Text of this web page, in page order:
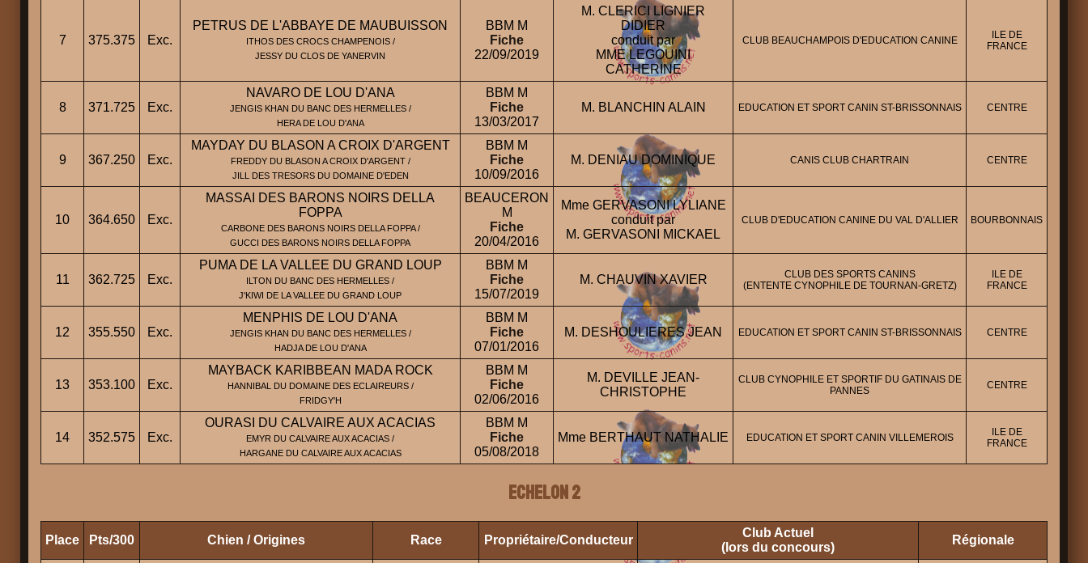
7 375.375 Exc.
PETRUS DE L'ABBAYE DE MAUBUISSON
ITHOS DES CROCS CHAMPENOIS /
JESSY DU CLOS DE YANERVIN
BBM M
Fiche
22/09/2019
M. CLERICI LIGNIER
DIDIER
conduit par
MME LEGOUINI
CATHERINE
CLUB BEAUCHAMPOIS D'EDUCATION CANINE
ILE DE
FRANCE
8 371.725 Exc.
NAVARO DE LOU D'ANA
JENGIS KHAN DU BANC DES HERMELLES /
HERA DE LOU D'ANA
BBM M
Fiche
13/03/2017
M. BLANCHIN ALAIN EDUCATION ET SPORT CANIN ST-BRISSONNAIS CENTRE
9 367.250 Exc.
MAYDAY DU BLASON A CROIX D'ARGENT
FREDDY DU BLASON A CROIX D'ARGENT /
JILL DES TRESORS DU DOMAINE D'EDEN
BBM M
Fiche
10/09/2016
M. DENIAU DOMINIQUE CANIS CLUB CHARTRAIN CENTRE
10 364.650 Exc.
MASSAI DES BARONS NOIRS DELLA
FOPPA
CARBONE DES BARONS NOIRS DELLA FOPPA /
GUCCI DES BARONS NOIRS DELLA FOPPA
BEAUCERON
M
Fiche
20/04/2016
Mme GERVASONI LYLIANE
conduit par
M. GERVASONI MICKAEL
CLUB D'EDUCATION CANINE DU VAL D'ALLIER BOURBONNAIS
11 362.725 Exc.
PUMA DE LA VALLEE DU GRAND LOUP
ILTON DU BANC DES HERMELLES /
J'KIWI DE LA VALLEE DU GRAND LOUP
BBM M
Fiche
15/07/2019
M. CHAUVIN XAVIER
CLUB DES SPORTS CANINS
(ENTENTE CYNOPHILE DE TOURNAN-GRETZ)
ILE DE
FRANCE
12 355.550 Exc.
MENPHIS DE LOU D'ANA
JENGIS KHAN DU BANC DES HERMELLES /
HADJA DE LOU D'ANA
BBM M
Fiche
07/01/2016
M. DESHOULIERES JEAN EDUCATION ET SPORT CANIN ST-BRISSONNAIS CENTRE
13 353.100 Exc.
MAYBACK KARIBBEAN MADA ROCK
HANNIBAL DU DOMAINE DES ECLAIREURS /
FRIDGY'H
BBM M
Fiche
02/06/2016
M. DEVILLE JEAN-
CHRISTOPHE
CLUB CYNOPHILE ET SPORTIF DU GATINAIS DE
PANNES
CENTRE
14 352.575 Exc.
OURASI DU CALVAIRE AUX ACACIAS
EMYR DU CALVAIRE AUX ACACIAS /
HARGANE DU CALVAIRE AUX ACACIAS
BBM M
Fiche
05/08/2018
Mme BERTHAUT NATHALIE EDUCATION ET SPORT CANIN VILLEMEROIS
ILE DE
FRANCE
ECHELON 2
Place Pts/300 Chien / Origines Race Propriétaire/Conducteur
Club Actuel
(lors du concours)
Régionale